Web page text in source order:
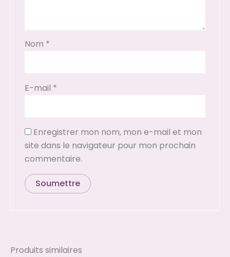
Nom *
E-mail *
Enregistrer mon nom, mon e-mail et mon
site dans le navigateur pour mon prochain
commentaire.
Produits similaires